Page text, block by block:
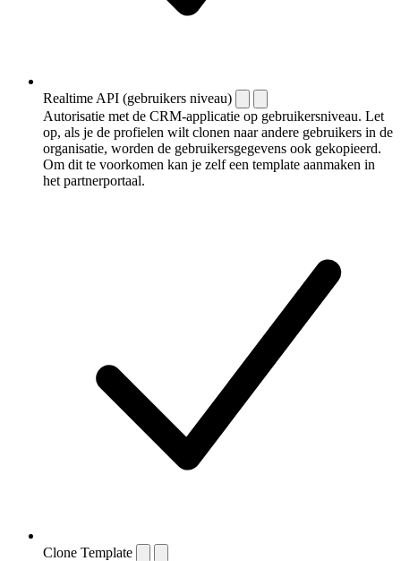
Realtime API (gebruikers niveau)
Autorisatie met de CRM-applicatie op gebruikersniveau. Let
op, als je de profielen wilt clonen naar andere gebruikers in de
organisatie, worden de gebruikersgegevens ook gekopieerd.
Om dit te voorkomen kan je zelf een template aanmaken in
het partnerportaal.
Clone Template